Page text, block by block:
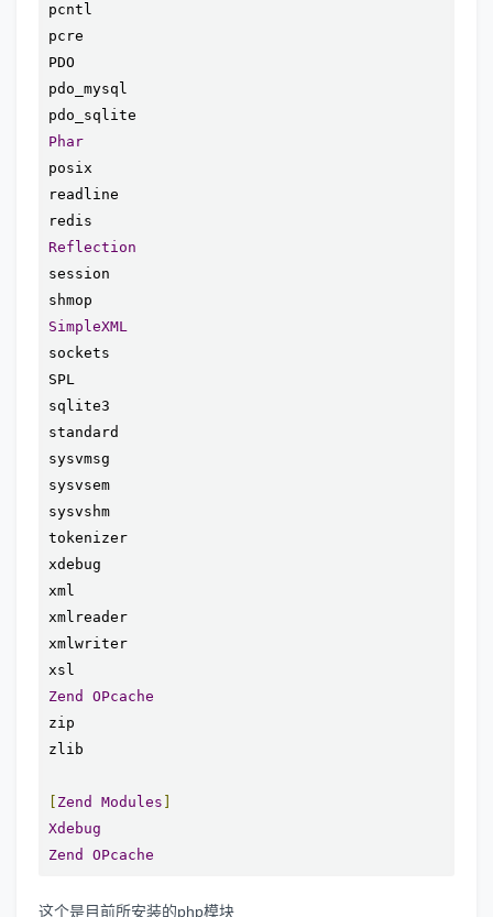
pcntl
pcre
PDO
pdo_mysql
Phar
posix
readline
Reflection
session
SimpleXML
sockets
SPL
sqlite3
standard
sysvmsg
sysvsem
sysvshm
tokenizer
xdebug
xml
xmlreader
xmlwriter
Zend
OPcache
zip
zlib
Zend Modules
Xdebug
Zend
OPcache
这个是目前所安装的php模块